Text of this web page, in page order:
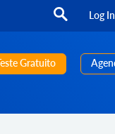
Log In
Gratuito